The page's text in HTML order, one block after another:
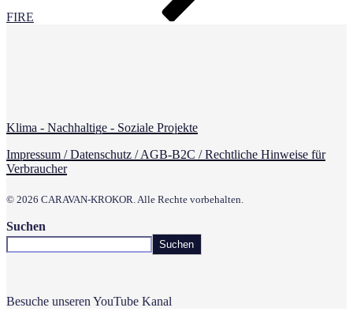
FIRE
Klima - Nachhaltige - Soziale Projekte
Impressum / Datenschutz / AGB-B2C / Rechtliche Hinweise für
Verbraucher
© 2026 CARAVAN-KROKOR. Alle Rechte vorbehalten.
Suchen
Suchen
Besuche unseren YouTube Kanal